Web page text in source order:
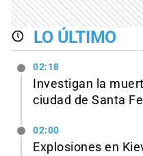
LO ÚLTIMO
02:18
Investigan la
ciudad de Santa Fe
02:00
Explosiones en